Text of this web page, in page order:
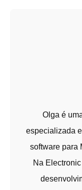
Olga é
especializada
software para
Na